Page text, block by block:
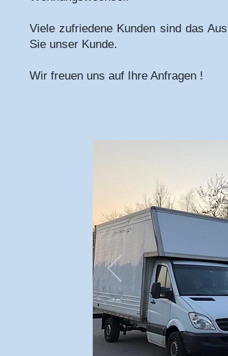
Viele zufriedene Kunden sind das
Sie unser Kunde.
Wir freuen uns auf Ihre Anfragen !